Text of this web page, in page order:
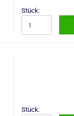
Stück:
Stück: